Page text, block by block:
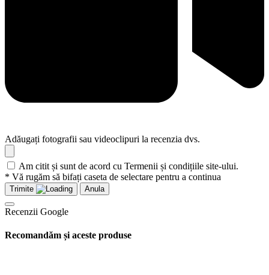
Adăugați fotografii sau videoclipuri la recenzia dvs.
Am citit și sunt de acord cu Termenii și condițiile site-ului.
* Vă rugăm să bifați caseta de selectare pentru a continua
Trimite Anula
Recenzii Google
Recomandăm și aceste produse